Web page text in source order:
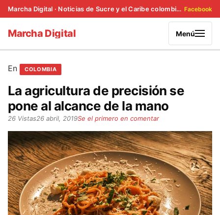
Marcha Digital · Noticias de Sucre y el Caribe colombiano Facebook
Marcha Digital Menú
En COLOMBIA
La agricultura de precisión se
pone al alcance de la mano
26 Vistas26 abril, 2019Se el primero en comentar